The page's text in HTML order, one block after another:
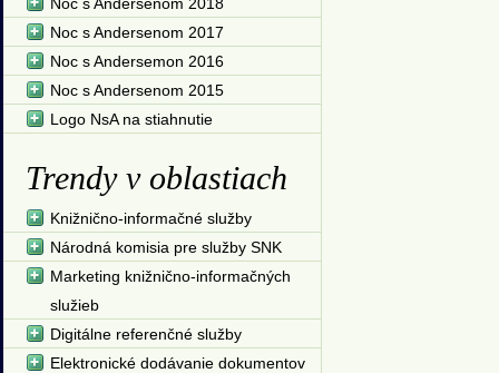
Noc s Andersenom 2017
Noc s Andersemon 2016
Noc s Andersenom 2015
Logo NsA na stiahnutie
Trendy v oblastiach
Knižnično-informačné služby
Národná komisia pre služby SNK
Marketing knižnično-informačných
služieb
Digitálne referenčné služby
Elektronické dodávanie dokumentov